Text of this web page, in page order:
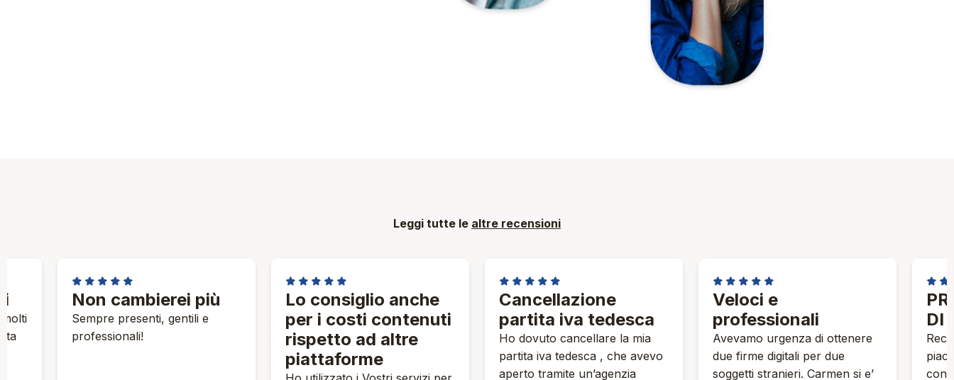
Leggi tutte le altre recensioni
★★★★★
Non cambierei più
Sempre presenti, gentili e
professionali!
★★★★★
Lo consiglio anche
per i costi contenuti
rispetto ad altre
piattaforme
★★★★★
Cancellazione
partita iva tedesca
Ho dovuto cancellare la mia
partita iva tedesca , che avevo
aperto tramite un’agenzia
★★★★★
Veloci e
professionali
Avevamo urgenza di ottenere
due firme digitali per due
soggetti stranieri. Carmen si e’
DI